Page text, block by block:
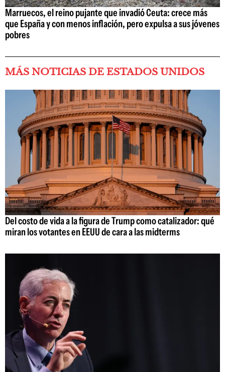
Marruecos, el reino pujante que invadió Ceuta: crece más
que España y con menos inflación, pero expulsa a sus jóvenes
pobres
MÁS NOTICIAS DE ESTADOS UNIDOS
Del costo de vida a la figura de Trump como catalizador: qué
miran los votantes en EEUU de cara a las midterms